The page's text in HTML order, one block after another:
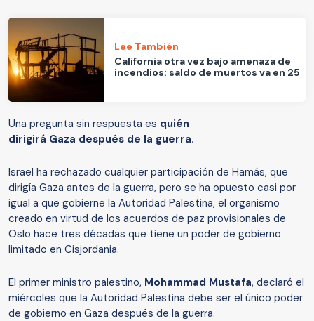
Lee También
California otra vez bajo amenaza de
incendios: saldo de muertos va en 25
Una pregunta sin respuesta es quién
dirigirá Gaza después de la guerra.
Israel ha rechazado cualquier participación de Hamás, que
dirigía Gaza antes de la guerra, pero se ha opuesto casi por
igual a que gobierne la Autoridad Palestina, el organismo
creado en virtud de los acuerdos de paz provisionales de
Oslo hace tres décadas que tiene un poder de gobierno
limitado en Cisjordania.
El primer ministro palestino, Mohammad Mustafa, declaró el
miércoles que la Autoridad Palestina debe ser el único poder
de gobierno en Gaza después de la guerra.